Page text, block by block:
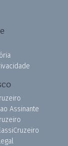
Assinante